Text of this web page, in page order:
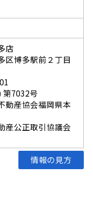
店
区博多駅前２丁目
第7032号
動産協会福岡県本
産公正取引協議会
情報の見方